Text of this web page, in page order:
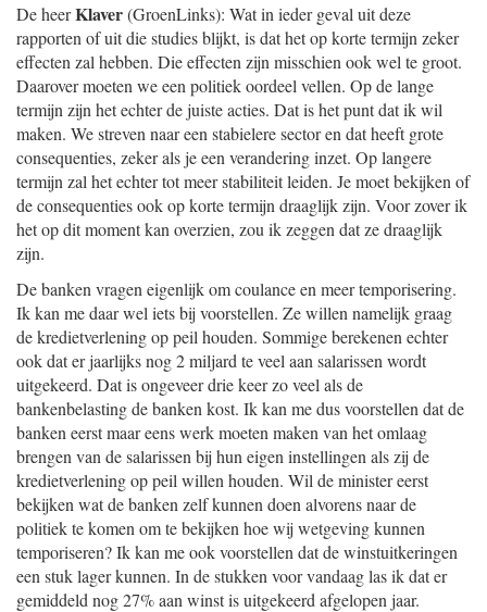
De heerKlaver(GroenLinks): Wat in ieder geval uit deze
rapporten of uit die studies blijkt, is dat het op korte termijn zeker
effecten zal hebben. Die effecten zijn misschien ook wel te groot.
Daarover moeten we een politiek oordeel vellen. Op de lange
termijn zijn het echter de juiste acties. Dat is het punt dat ik wil
maken. We streven naar een stabielere sector en dat heeft grote
consequenties, zeker als je een verandering inzet. Op langere
termijn zal het echter tot meer stabiliteit leiden. Je moet bekijken of
de consequenties ook op korte termijn draaglijk zijn. Voor zover ik
het op dit moment kan overzien, zou ik zeggen dat ze draaglijk
zijn.
De banken vragen eigenlijk om coulance en meer temporisering.
Ik kan me daar wel iets bij voorstellen. Ze willen namelijk graag
de kredietverlening op peil houden. Sommige berekenen echter
ook dat er jaarlijks nog 2 miljard te veel aan salarissen wordt
uitgekeerd. Dat is ongeveer drie keer zo veel als de
bankenbelasting de banken kost. Ik kan me dus voorstellen dat de
banken eerst maar eens werk moeten maken van het omlaag
brengen van de salarissen bij hun eigen instellingen als zij de
kredietverlening op peil willen houden. Wil de minister eerst
bekijken wat de banken zelf kunnen doen alvorens naar de
politiek te komen om te bekijken hoe wij wetgeving kunnen
temporiseren? Ik kan me ook voorstellen dat de winstuitkeringen
een stuk lager kunnen. In de stukken voor vandaag las ik dat er
gemiddeld nog 27% aan winst is uitgekeerd afgelopen jaar.